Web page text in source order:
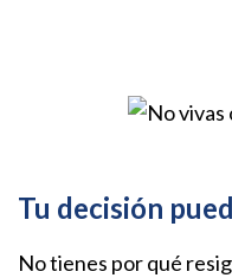
Tu decisión
No tienes por qué